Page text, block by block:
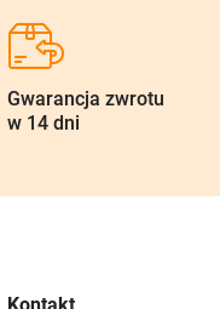
Gwarancja zwrotu
w 14 dni